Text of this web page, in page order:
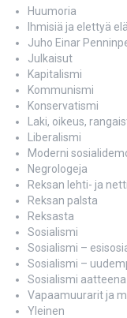
Huumoria
Ihmisiä ja elettyä
Juho Einar
Julkaisut
Kapitalismi
Kommunismi
Konservatismi
Laki, oikeus,
Liberalismi
Moderni
Negrologeja
Reksan lehti- ja
Reksan palsta
Reksasta
Sosialismi
Sosialismi –
Sosialismi –
Sosialismi aatteena
Vapaamuurarit ja
Yleinen